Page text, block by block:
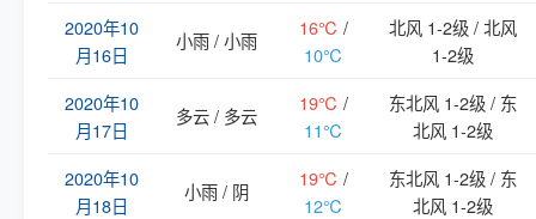
2020年10
月16日
小雨 / 小雨
16℃ /
10℃
北风 1-2级 / 北风
1-2级
2020年10
月17日
多云 / 多云
19℃ /
11℃
东北风 1-2级 / 东
北风 1-2级
2020年10
月18日
小雨 / 阴
19℃ /
12℃
东北风 1-2级 / 东
北风 1-2级